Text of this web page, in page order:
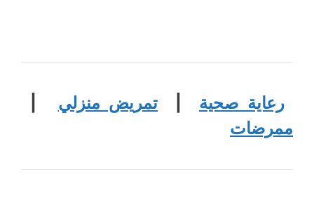
رعاية صحية تمريض منزلي
ممرضات